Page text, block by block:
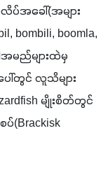
ပ်အခေါ်(အများ
bombili, boomla,
ါအမည်များထဲမှ
ေါ်တွင် လူသိများ
မျိုးစိတ်တွင်
ပ်(Brackisk